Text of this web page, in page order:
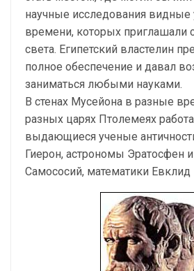
научные исследования видные
времени, которых приглашали
света. Египетский властелин
полное обеспечение и давал
заниматься любыми науками.
В стенах Мусейона в разные
разных царях Птолемеях
выдающиеся ученые
Гиерон, астрономы Эратосфен
Самососий, математики